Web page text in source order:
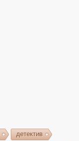
детектив